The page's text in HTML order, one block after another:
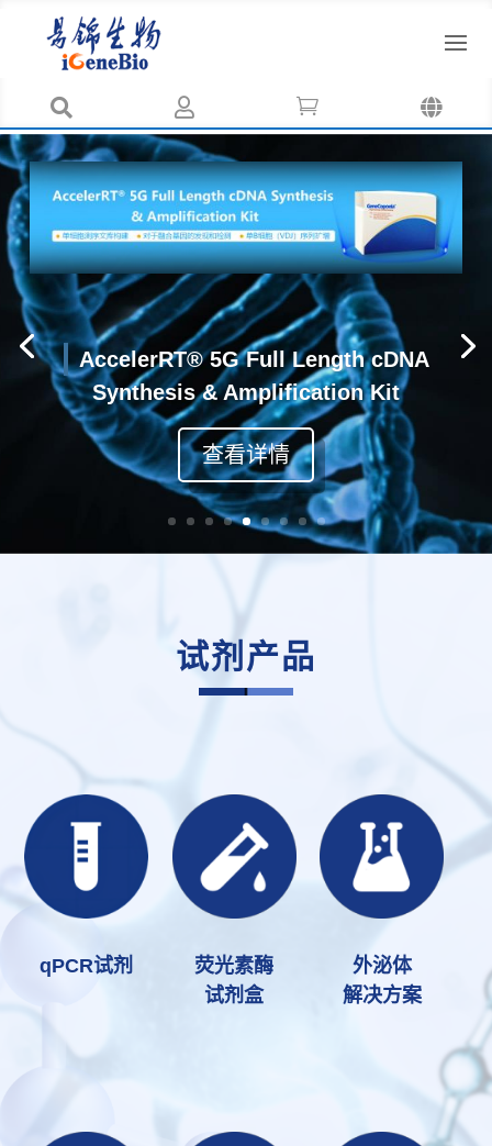
   
AccelerRT® 5G Full Length cDNA
Synthesis & Amplification Kit
查看详情
试剂产品
qPCR试剂
荧光素酶
试剂盒
外泌体
解决方案